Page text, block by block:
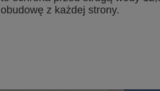
obudowę z każdej strony.